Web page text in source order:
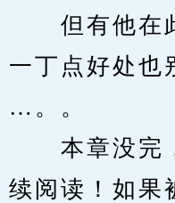
但有他在此
一丁点好处也
…。。
本章没完
续阅读！如果